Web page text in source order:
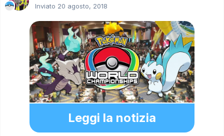
Inviato 20 agosto, 2018
Leggi la notizia